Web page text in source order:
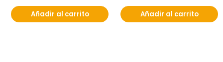
Añadir al carrito Añadir al carrito